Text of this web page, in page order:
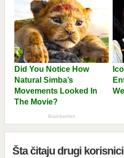
Šta čitaju drugi korisnici